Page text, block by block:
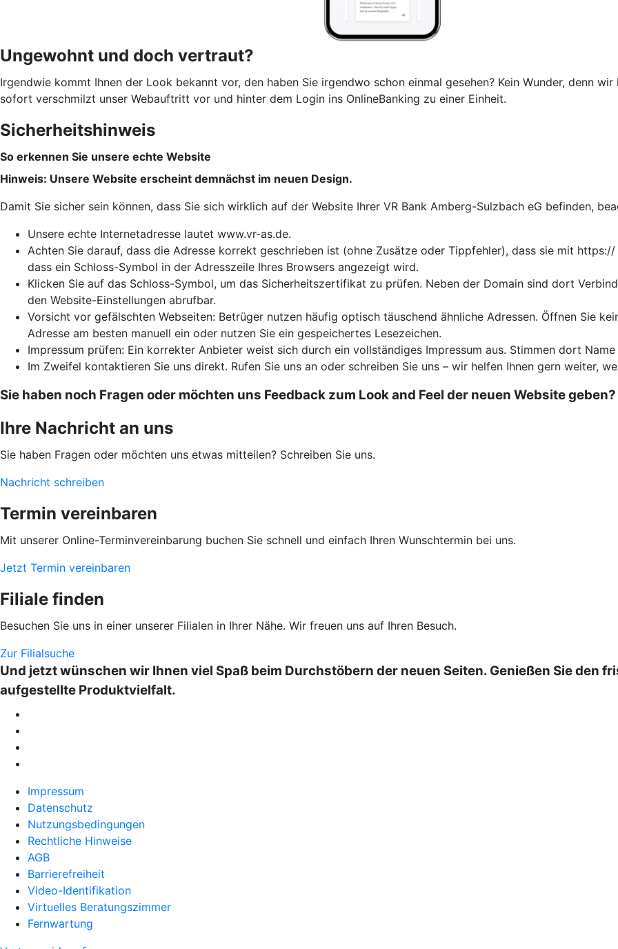
Ungewohnt und doch vertraut?
Irgendwie kommt Ihnen der Look bekannt vor, den haben Sie irgendwo schon einmal gesehen? Kein Wunder, denn
sofort verschmilzt unser Webauftritt vor und hinter dem Login ins OnlineBanking zu einer Einheit.
Sicherheitshinweis
So erkennen Sie unsere echte Website
Hinweis: Unsere Website erscheint demnächst im neuen Design.
Damit Sie sicher sein können, dass Sie sich wirklich auf der Website Ihrer VR Bank Amberg-Sulzbach eG befinden,
Unsere echte Internetadresse lautet www.vr-as.de.
Achten Sie darauf, dass die Adresse korrekt geschrieben ist (ohne Zusätze oder Tippfehler), dass sie mit
dass ein Schloss-Symbol in der Adresszeile Ihres Browsers angezeigt wird.
Klicken Sie auf das Schloss-Symbol, um das Sicherheitszertifikat zu prüfen. Neben der Domain sind dort
den Website-Einstellungen abrufbar.
Vorsicht vor gefälschten Webseiten: Betrüger nutzen häufig optisch täuschend ähnliche Adressen. Öffnen Sie
Adresse am besten manuell ein oder nutzen Sie ein gespeichertes Lesezeichen.
Impressum prüfen: Ein korrekter Anbieter weist sich durch ein vollständiges Impressum aus. Stimmen dort
Im Zweifel kontaktieren Sie uns direkt. Rufen Sie uns an oder schreiben Sie uns – wir helfen Ihnen gern weiter,
Sie haben noch Fragen oder möchten uns Feedback zum Look and Feel der neuen Website
Ihre Nachricht an uns
Sie haben Fragen oder möchten uns etwas mitteilen? Schreiben Sie uns.
Nachricht schreiben
Termin vereinbaren
Mit unserer Online-Terminvereinbarung buchen Sie schnell und einfach Ihren Wunschtermin bei uns.
Jetzt Termin vereinbaren
Filiale finden
Besuchen Sie uns in einer unserer Filialen in Ihrer Nähe. Wir freuen uns auf Ihren Besuch.
Zur Filialsuche
Und jetzt wünschen wir Ihnen viel Spaß beim Durchstöbern der neuen Seiten. Genießen Sie den
aufgestellte Produktvielfalt.
Impressum
Datenschutz
Nutzungsbedingungen
Rechtliche Hinweise
AGB
Barrierefreiheit
Video-Identifikation
Virtuelles Beratungszimmer
Fernwartung